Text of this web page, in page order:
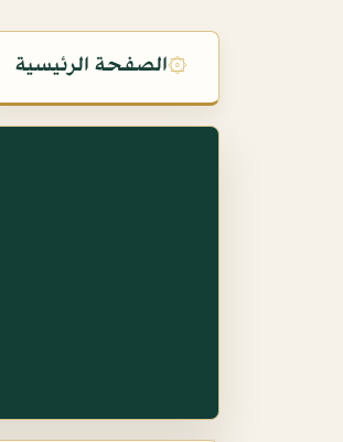
۞الصفحة الرئيسية